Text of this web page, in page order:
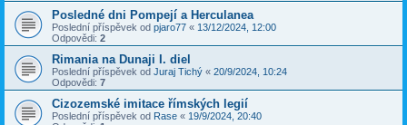
Posledné dni Pompejí a Herculanea
Poslední příspěvek od pjaro77 « 13/12/2024, 12:00
Odpovědi: 2
Rimania na Dunaji I. diel
Poslední příspěvek od Juraj Tichý « 20/9/2024, 10:24
Odpovědi: 7
Cizozemské imitace římských legií
Poslední příspěvek od Rase « 19/9/2024, 20:40